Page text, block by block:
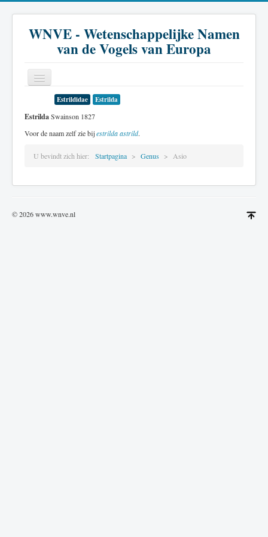
WNVE - Wetenschappelijke Namen
van de Vogels van Europa
Inleiding
Historie
Estrildidae Estrilda
EstrildaSwainson 1827
Voor de naam zelf zie bijestrilda astrild.
U bevindt zich hier: Startpagina Genus Asio
© 2026 www.wnve.nl